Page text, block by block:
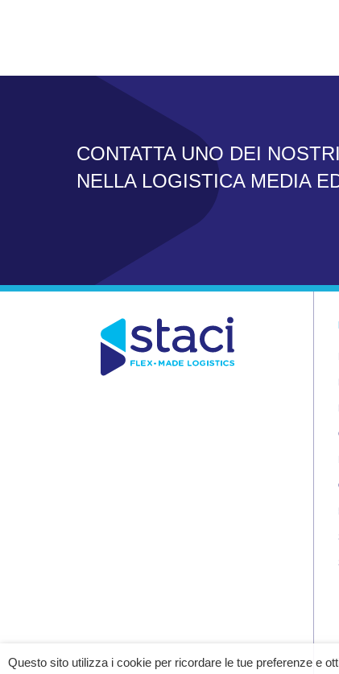
CONTATTA UNO DEI
NELLA LOGISTICA MEDIA
Questo sito utilizza i cookie per ricordare le tue preferenze e